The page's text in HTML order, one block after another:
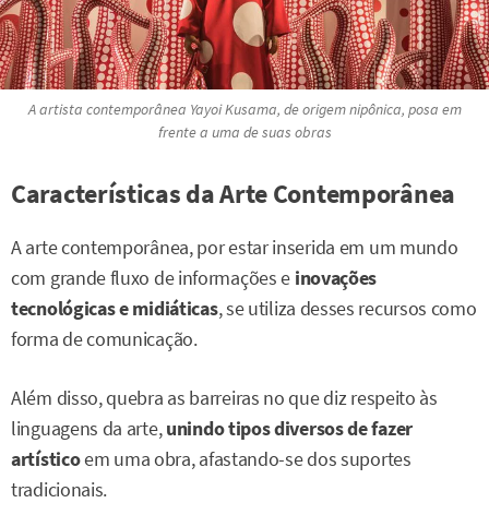
A artista contemporânea Yayoi Kusama, de origem nipônica, posa em
frente a uma de suas obras
Características da Arte Contemporânea
A arte contemporânea, por estar inserida em um mundo
com grande fluxo de informações e inovações
tecnológicas e midiáticas, se utiliza desses recursos como
forma de comunicação.
Além disso, quebra as barreiras no que diz respeito às
linguagens da arte,unindo tipos diversos de fazer
artísticoem uma obra, afastando-se dos suportes
tradicionais.